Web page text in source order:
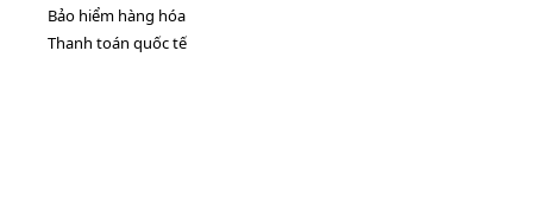
Bảo hiểm hàng hóa
Thanh toán quốc tế